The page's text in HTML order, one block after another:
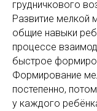
грудничкового
Развитие мелкой
общие навыки
процессе
быстрое
Формирование
постепенно,
у каждого